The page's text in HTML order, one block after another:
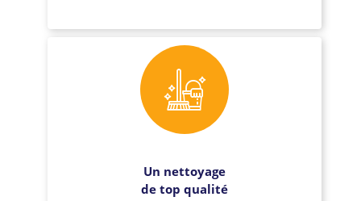
Un nettoyage
de top qualité